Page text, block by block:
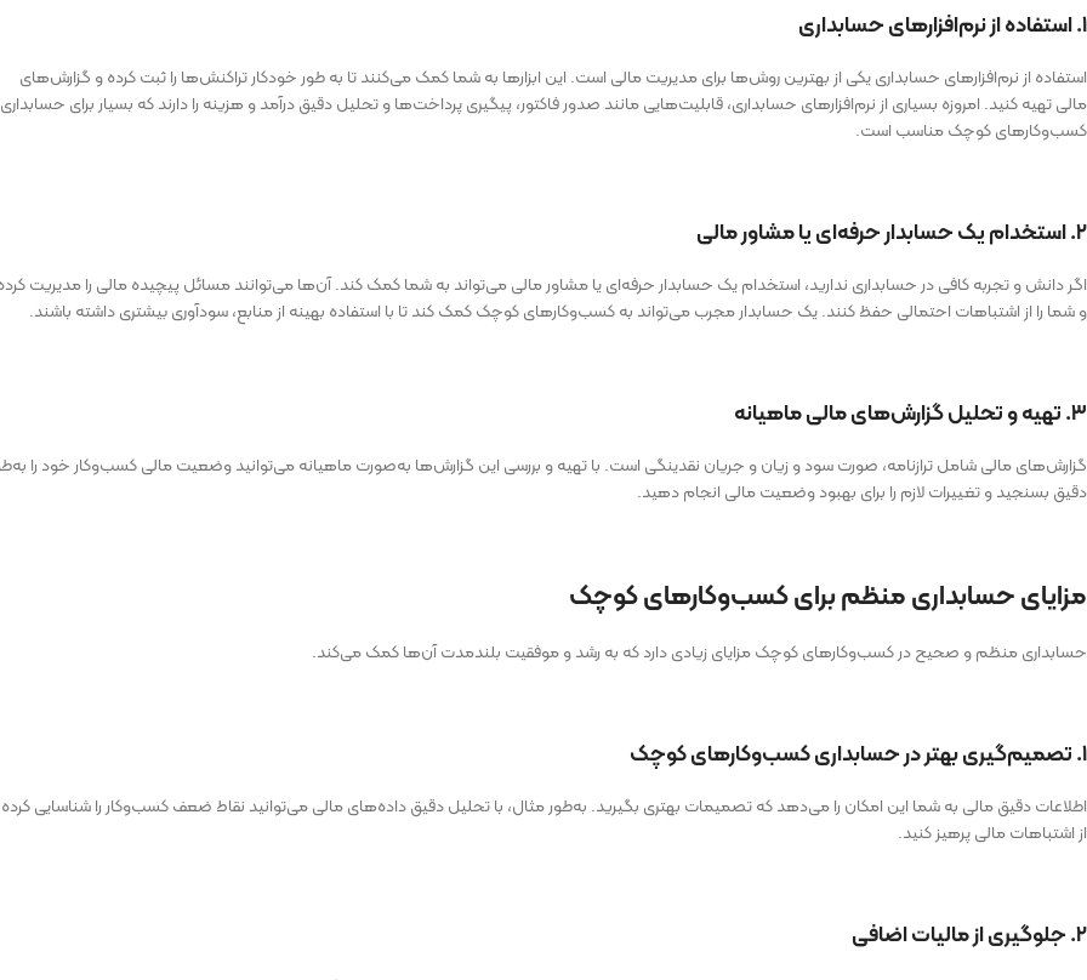
۱. استفاده از نرم‌افزارهای حسابداری
استفاده از نرم‌افزارهای حسابداری یکی از بهترین روش‌ها برای مدیریت مالی است. این ابزارها به شما کمک می‌کنند تا به طور خودکار تراکنش‌ها را ثبت کرده و گزارش‌های
مالی تهیه کنید. امروزه بسیاری از نرم‌افزارهای حسابداری، قابلیت‌هایی مانند صدور فاکتور، پیگیری پرداخت‌ها و تحلیل دقیق درآمد و هزینه را دارند که بسیار برای حسابداری
کسب‌وکارهای کوچک مناسب است.
۲. استخدام یک حسابدار حرفه‌ای یا مشاور مالی
اگر دانش و تجربه کافی در حسابداری ندارید، استخدام یک حسابدار حرفه‌ای یا مشاور مالی می‌تواند به شما کمک کند. آن‌ها می‌توانند مسائل پیچیده مالی را مدیریت
و شما را از اشتباهات احتمالی حفظ کنند. یک حسابدار مجرب می‌تواند به کسب‌وکارهای کوچک کمک کند تا با استفاده بهینه از منابع، سودآوری بیشتری داشته باشند.
۳. تهیه و تحلیل گزارش‌های مالی ماهیانه
گزارش‌های مالی شامل ترازنامه، صورت سود و زیان و جریان نقدینگی است. با تهیه و بررسی این گزارش‌ها به‌صورت ماهیانه می‌توانید وضعیت مالی کسب‌وکار خود را
دقیق بسنجید و تغییرات لازم را برای بهبود وضعیت مالی انجام دهید.
مزایای حسابداری منظم برای کسب‌وکارهای کوچک
حسابداری منظم و صحیح در کسب‌وکارهای کوچک مزایای زیادی دارد که به رشد و موفقیت بلندمدت آن‌ها کمک می‌کند.
۱. تصمیم‌گیری بهتر در حسابداری کسب‌وکارهای کوچک
اطلاعات دقیق مالی به شما این امکان را می‌دهد که تصمیمات بهتری بگیرید. به‌طور مثال، با تحلیل دقیق داده‌های مالی می‌توانید نقاط ضعف کسب‌وکار را شناسایی
از اشتباهات مالی پرهیز کنید.
۲. جلوگیری از مالیات اضافی